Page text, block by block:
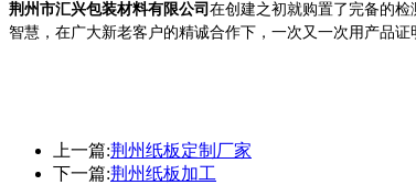
荆州市汇兴包装材料有限公司 在创建之初就购置了完备的检
智慧，在广大新老客户的精诚合作下，一次又一次用产品证
上一篇:荆州纸板定制厂家
下一篇:荆州纸板加工